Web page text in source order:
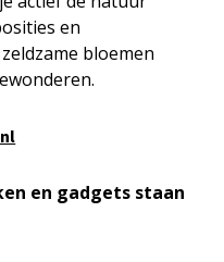
en
bloemen
en gadgets staan